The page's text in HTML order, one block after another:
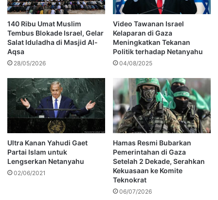
140 Ribu Umat Muslim
Tembus Blokade Israel, Gelar
Salat Iduladha di Masjid Al-
Aqsa
28/05/2026
Video Tawanan Israel
Kelaparan di Gaza
Meningkatkan Tekanan
Politik terhadap Netanyahu
04/08/2025
Ultra Kanan Yahudi Gaet
Partai Islam untuk
Lengserkan Netanyahu
02/06/2021
Hamas Resmi Bubarkan
Pemerintahan di Gaza
Setelah 2 Dekade, Serahkan
Kekuasaan ke Komite
Teknokrat
06/07/2026